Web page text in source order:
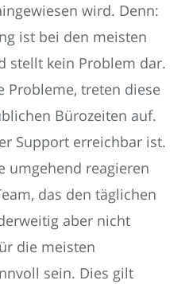
wird. Denn:
ist bei den meisten
stellt kein Problem dar.
Probleme, treten diese
Bürozeiten auf.
Support erreichbar ist.
umgehend reagieren
das den täglichen
aber nicht
die meisten
sein. Dies gilt